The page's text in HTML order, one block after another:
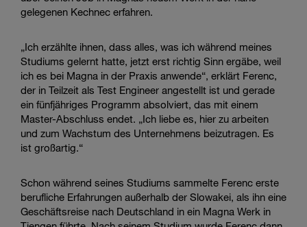
gelegenen Kechnec erfahren.
„Ich erzählte ihnen, dass alles, was ich während meines
Studiums gelernt hatte, jetzt erst richtig Sinn ergäbe, weil
ich es bei Magna in der Praxis anwende“, erklärt Ferenc,
der in Teilzeit als Test Engineer angestellt ist und gerade
ein fünfjähriges Programm absolviert, das mit einem
Master-Abschluss endet. „Ich liebe es, hier zu arbeiten
und zum Wachstum des Unternehmens beizutragen. Es
ist großartig.“
Schon während seines Studiums sammelte Ferenc erste
berufliche Erfahrungen außerhalb der Slowakei, als ihn eine
Geschäftsreise nach Deutschland in ein Magna Werk in